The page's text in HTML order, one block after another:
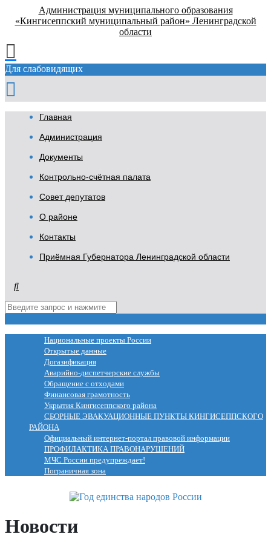
Администрация муниципального образования
«Кингисеппский муниципальный район» Ленинградской
области
Для слабовидящих
Главная
Администрация
Документы
Контрольно-счётная палата
Совет депутатов
О районе
Контакты
Приёмная Губернатора Ленинградской области
Национальные проекты России
Открытые данные
Догазификация
Аварийно-диспетчерские службы
Обращение с отходами
Финансовая грамотность
Укрытия Кингисеппского района
СБОРНЫЕ ЭВАКУАЦИОННЫЕ ПУНКТЫ КИНГИСЕППСКОГО
РАЙОНА
Официальный интернет-портал правовой информации
ПРОФИЛАКТИКА ПРАВОНАРУШЕНИЙ
МЧС России предупреждает!
Пограничная зона
Новости